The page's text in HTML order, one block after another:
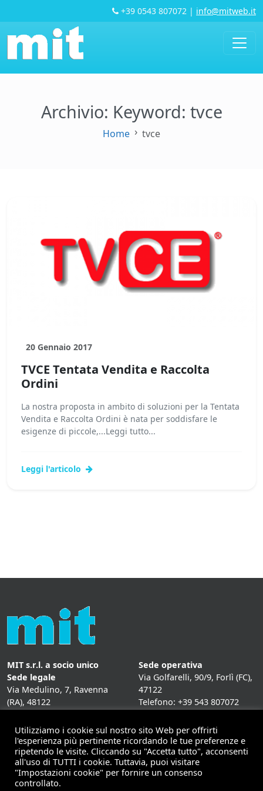
+39 0543 807072 | info@mitweb.it
Archivio: Keyword: tvce
Home tvce
20 Gennaio 2017
TVCE Tentata Vendita e Raccolta
Ordini
La nostra proposta in ambito di soluzioni per la Tentata
Vendita e Raccolta Ordini è nata per soddisfare le
esigenze di piccole,...Leggi tutto...
Leggi l'articolo
MIT s.r.l. a socio unico
Sede legale
Via Medulino, 7, Ravenna
(RA), 48122
Sede operativa
Via Golfarelli, 90/9, Forlì (FC),
47122
Telefono: +39 543 807072
Mail: info@mitweb.it
INFORMATIVE
Privacy Policy
Cookie Policy
Utilizziamo i cookie sul nostro sito Web per offrirti
l'esperienza più pertinente ricordando le tue preferenze e
ripetendo le visite. Cliccando su "Accetta tutto", acconsenti
all'uso di TUTTI i cookie. Tuttavia, puoi visitare
"Impostazioni cookie" per fornire un consenso
controllato.